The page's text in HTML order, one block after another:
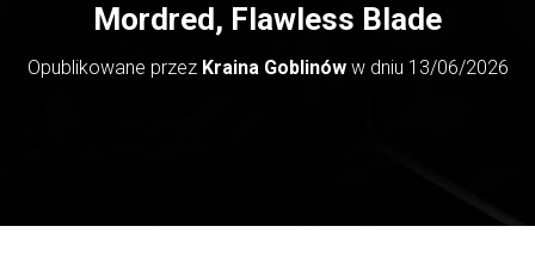
Mordred, Flawless Blade
Opublikowane przez Kraina Goblinóww dniu 13/06/2026